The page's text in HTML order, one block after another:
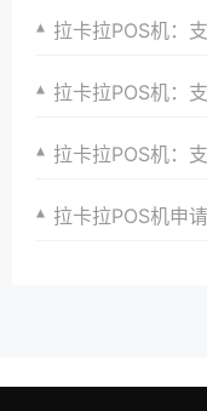
拉卡拉POS机：支
拉卡拉POS机：
拉卡拉POS机：
拉卡拉POS机申请